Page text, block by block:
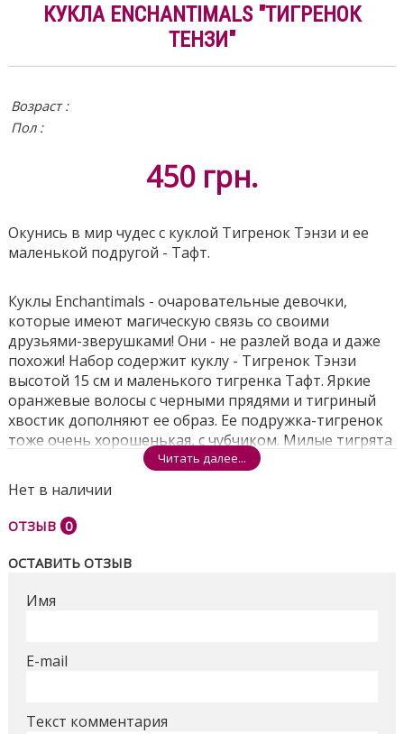
КУКЛА ENCHANTIMALS "ТИГРЕНОК
ТЕНЗИ"
Возраст :
Пол :
450 грн.
Окунись в мир чудес с куклой Тигренок Тэнзи и ее
маленькой подругой - Тафт.
Куклы Enchantimals - очаровательные девочки,
которые имеют магическую связь со своими
друзьями-зверушками! Они - не разлей вода и даже
похожи! Набор содержит куклу - Тигренок Тэнзи
высотой 15 см и маленького тигренка Тафт. Яркие
оранжевые волосы с черными прядями и тигриный
хвостик дополняют ее образ. Ее подружка-тигренок
тоже очень хорошенькая, с чубчиком. Милые тигрята
всегда готовы играть в прятки в лесу, в этом они
настоящие профи, ведь они знают каждый уголочек!
Воссоздай историю о необыкновенной дружбе.
Забота - это их призвание!
Собери всех персонажей, чтобы создать собственный
замечательные истории. Каждый персонаж
наряд и аксессуары, а также ее подругу - тигренка
Читать далее...
Нет в наличии
ОТЗЫВ 0
ОСТАВИТЬ ОТЗЫВ
Имя
E-mail
Текст комментария